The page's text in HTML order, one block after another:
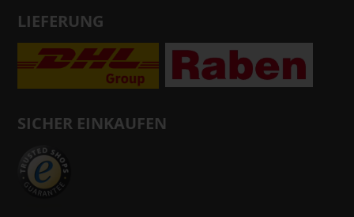
LIEFERUNG
SICHER EINKAUFEN